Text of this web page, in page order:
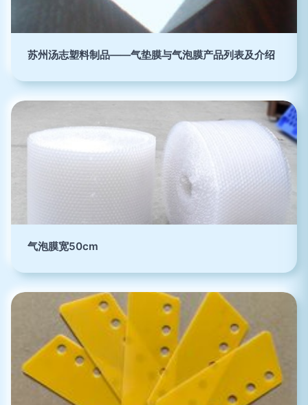
苏州汤志塑料制品——气垫膜与气泡膜产品列表及介绍
气泡膜宽50cm